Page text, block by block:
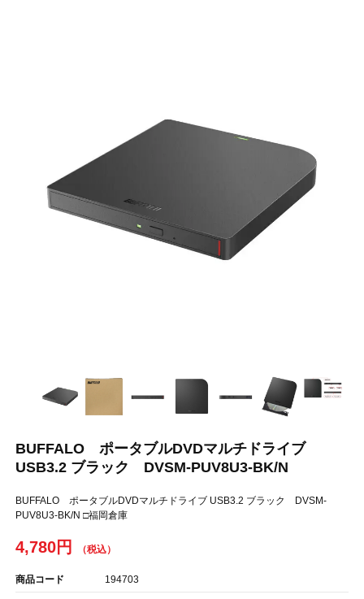
BUFFALO ポータブルDVDマルチドライブ
USB3.2 ブラック DVSM-PUV8U3-BK/N
BUFFALO ポータブルDVDマルチドライブ USB3.2 ブラック DVSM-
PUV8U3-BK/N □福岡倉庫
4,780円
商品コード 194703